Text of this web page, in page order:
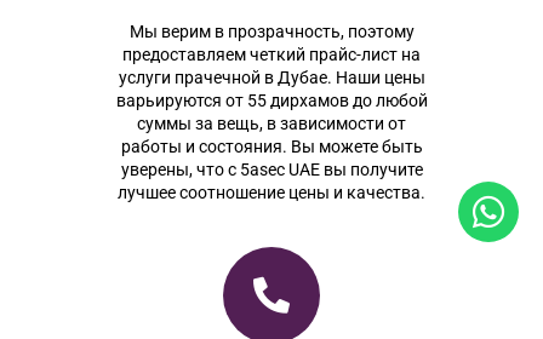
Мы верим в прозрачность, поэтому
предоставляем четкий прайс-лист на
услуги прачечной в Дубае. Наши цены
варьируются от 55 дирхамов до любой
суммы за вещь, в зависимости от
работы и состояния. Вы можете быть
уверены, что с 5asec UAE вы получите
лучшее соотношение цены и качества.